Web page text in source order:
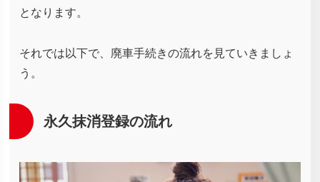
となります。
それでは以下で、廃車手続きの流れを見ていきましょ
う。
永久抹消登録の流れ